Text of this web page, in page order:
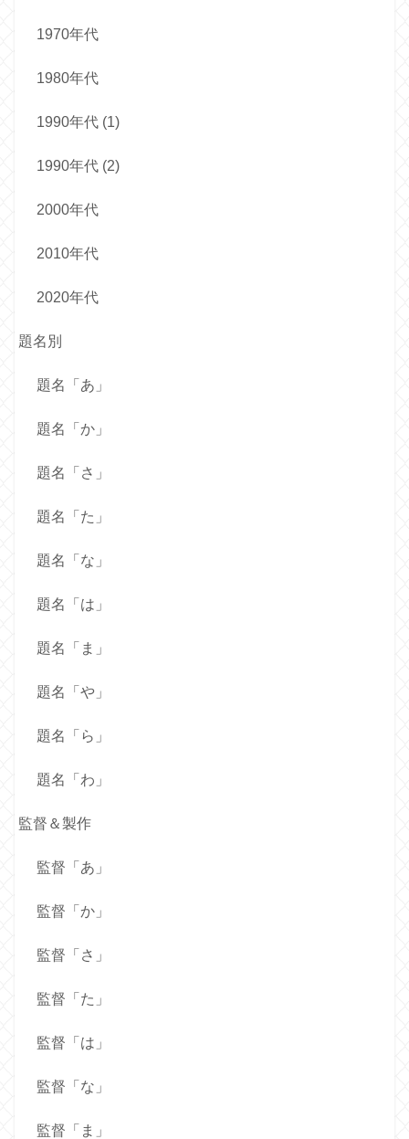
1970年代
1980年代
1990年代 (1)
1990年代 (2)
2000年代
2010年代
2020年代
題名別
題名「あ」
題名「か」
題名「さ」
題名「た」
題名「な」
題名「は」
題名「ま」
題名「や」
題名「ら」
題名「わ」
監督＆製作
監督「あ」
監督「か」
監督「さ」
監督「た」
監督「は」
監督「な」
監督「ま」